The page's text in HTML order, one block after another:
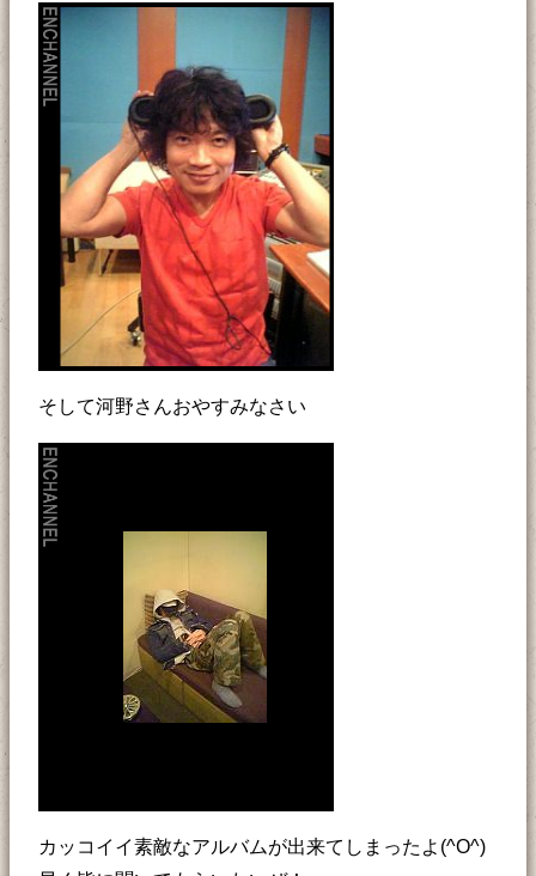
そして河野さんおやすみなさい
カッコイイ素敵なアルバムが出来てしまったよ(^O^)